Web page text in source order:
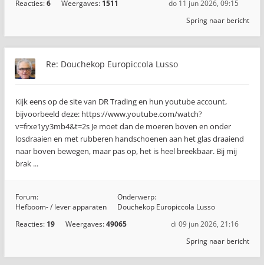
Reacties:6 Weergaves: 1511
do 11 jun 2026, 09:15
Spring naar bericht
Re: Douchekop Europiccola Lusso
Kijk eens op de site van DR Trading en hun youtube account,
bijvoorbeeld deze: https://www.youtube.com/watch?
v=frxe1yy3mb4&t=2s Je moet dan de moeren boven en onder
losdraaien en met rubberen handschoenen aan het glas draaiend
naar boven bewegen, maar pas op, het is heel breekbaar. Bij mij
brak ...
Forum:
Hefboom- / lever apparaten
Onderwerp:
Douchekop Europiccola Lusso
Reacties: 19 Weergaves:49065
di 09 jun 2026, 21:16
Spring naar bericht